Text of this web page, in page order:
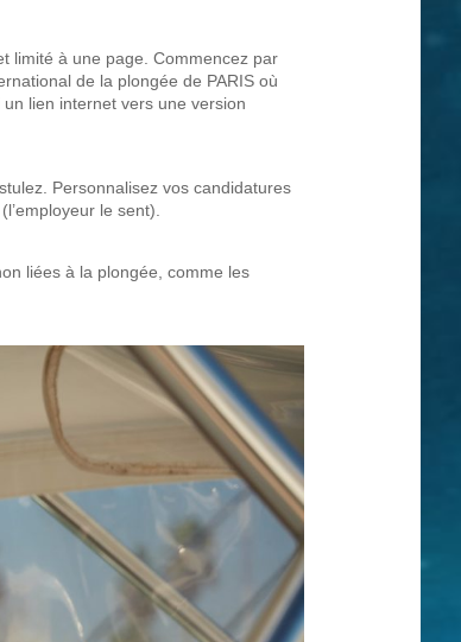
limité à une page. Commencez par
de la plongée de PARIS où
lien internet vers une version
Personnalisez vos candidatures
le sent).
liées à la plongée, comme les